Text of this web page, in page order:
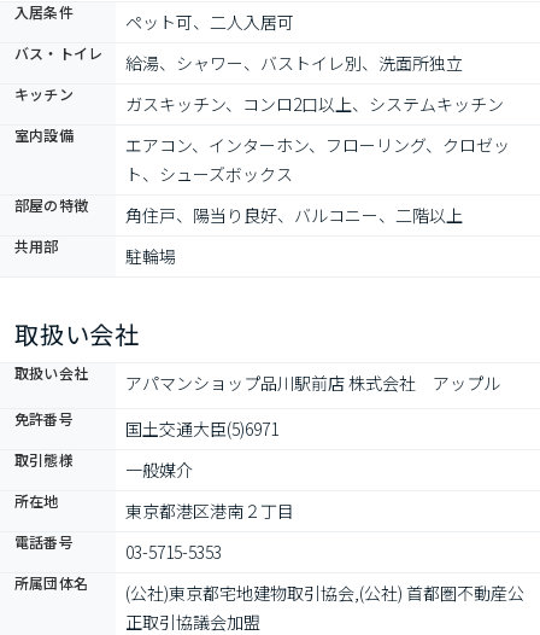
入居条件 ペット可、二人入居可
バス・トイレ 給湯、シャワー、バストイレ別、洗面所独立
キッチン ガスキッチン、コンロ2口以上、システムキッチン
室内設備
エアコン、インターホン、フローリング、クロゼッ
ト、シューズボックス
部屋の特徴 角住戸、陽当り良好、バルコニー、二階以上
共用部 駐輪場
取扱い会社
取扱い会社 アパマンショップ品川駅前店 株式会社　アップル
免許番号 国土交通大臣(5)6971
取引態様 一般媒介
所在地 東京都港区港南２丁目
電話番号 03-5715-5353
所属団体名
(公社)東京都宅地建物取引協会,(公社) 首都圏不動産公
正取引協議会加盟